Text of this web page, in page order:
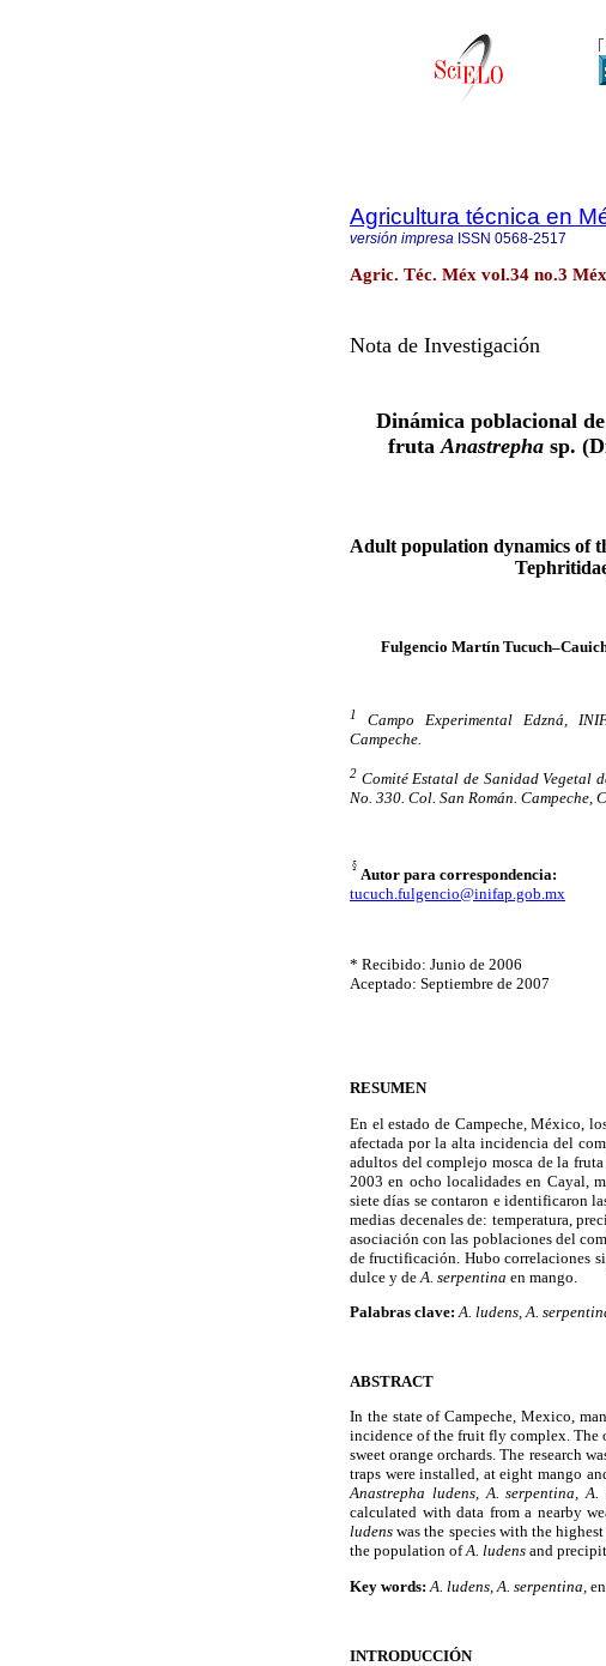
Agricultura técnica en
versión impresa ISSN 0568-2517
Agric. Téc. Méx vol.34 no.3
Nota de Investigación
Dinámica poblacional
frutaAnastrepha sp.
Adult population dynamics of
Fulgencio Martín
1
Campo Experimental Edzná,
Campeche.
2 Comité Estatal de Sanidad Vegetal
No. 330. Col. San Román. Campeche,
Autor para correspondencia:
tucuch.fulgencio@inifap.gob.mx
* Recibido: Junio de 2006
Aceptado: Septiembre de 2007
RESUMEN
En el estado de Campeche, México,
afectada por la alta incidencia del
adultos del complejo mosca de la
2003 en ocho localidades en Cayal,
siete días se contaron e identificaron
medias decenales de: temperatura,
asociación con las poblaciones del
de fructificación. Hubo correlaciones
dulce y de A. serpentina en mango.
Palabras clave: A. ludens, A.
ABSTRACT
In the state of Campeche, Mexico,
incidence of the fruit fly complex. The
sweet orange orchards. The research
traps were installed, at eight mango
Anastrepha ludens, A. serpentina,
calculated with data from a nearby
ludenswas the species with the
the population ofA. ludens and
Key words: A. ludens, A. serpentina,
INTRODUCCIÓN